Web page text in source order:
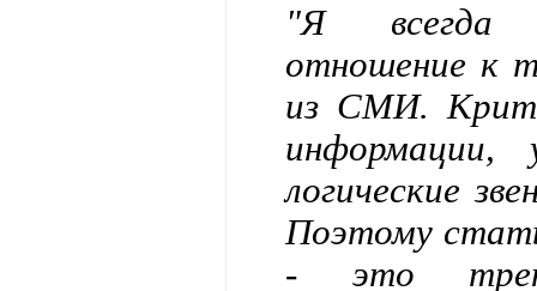
"Я всегда
отношение к
из СМИ.
логические
Поэтому
- это